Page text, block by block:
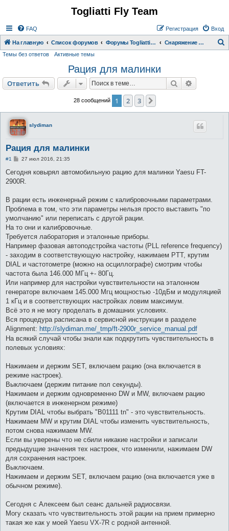
Togliatti Fly Team
FAQ Вход
Регистрация
На главную Список форумов Форумы Togliatti Fly Team Снаряжение для полетов
Темы без ответов Активные темы
Рация для малинки
Ответить
Ответить Поиск
28 сообщений 1 2 3
slydiman
Рация для малинки
#1
С
о
б
щ
и
е
27 июл 2016, 21:35
Сегодня ковырял автомобильную рацию для малинки Yaesu FT-
2900R.
В рации есть инженерный режим с калибровочными параметрами.
Проблема в том, что эти параметры нельзя просто выставить "по
умолчанию" или переписать с другой рации.
На то они и калибровочные.
Требуется лаборатория и эталонные приборы.
Например фазовая автоподстройка частоты (PLL reference frequency)
- заходим в соответствующую настройку, нажимаем PTT, крутим
DIAL и частотометре (можно на осциллографе) смотрим чтобы
частота была 146.000 МГц +- 80Гц.
Или например для настройки чувствительности на эталонном
генераторе включаем 145.000 Мгц мощностью -10дБм и модуляцией
1 кГц и в соответствующих настройках ловим максимум.
Всё это я не могу проделать в домашних условиях.
Вся процедура расписана в сервисной инструкции в разделе
Alignment: http://slydiman.me/_tmp/ft-2900r_service_manual.pdf
На всякий случай чтобы знали как подкрутить чувствительность в
полевых условиях:
Нажимаем и держим SET, включаем рацию (она включается в
режиме настроек).
Выключаем (держим питание пол секунды).
Нажимаем и держим одновременно DW и MW, включаем рацию
(включается в инженерном режиме)
Крутим DIAL чтобы выбрать "B01111 tn" - это чувствительность.
Нажимаем MW и крутим DIAL чтобы изменить чувствительность,
потом снова нажимаем MW.
Если вы уверены что не сбили никакие настройки и записали
предыдущие значения тех настроек, что изменили, нажимаем DW
для сохранения настроек.
Выключаем.
Нажимаем и держим SET, включаем рацию (она включается уже в
обычном режиме).
Сегодня с Алексеем был сеанс дальней радиосвязи.
Могу сказать что чувствительность этой рации на прием примерно
такая же как у моей Yaesu VX-7R с родной антенной.